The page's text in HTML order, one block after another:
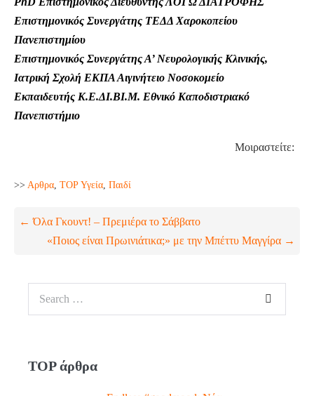
Επιστημονικός Συνεργάτης ΤΕΔΔ Χαροκοπείου
Πανεπιστημίου
Επιστημονικός Συνεργάτης Α’ Νευρολογικής Κλινικής,
Ιατρική Σχολή ΕΚΠΑ Αιγινήτειο Νοσοκομείο
Εκπαιδευτής Κ.Ε.ΔΙ.ΒΙ.Μ. Εθνικό Καποδιστριακό
Πανεπιστήμιο
Μοιραστείτε:
>> Aρθρα, TOP Υγεία, Παιδί
← Όλα Γκουντ! – Πρεμιέρα το Σάββατο
«Ποιος είναι Πρωινιάτικα;» με την Μπέττυ Μαγγίρα →
TOP άρθρα